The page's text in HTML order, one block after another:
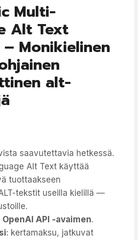
Multi-
Alt Text
Monikielinen
alt-
saavutettavia hetkessä.
Alt Text käyttää
tuottaakseen
tekstit useilla kielillä —
OpenAI API -avaimen.
: kertamaksu, jatkuvat